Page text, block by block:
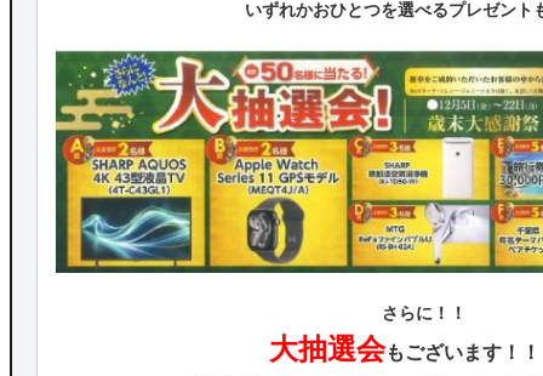
いずれかおひとつを選べるプレゼント
さらに！！
大抽選会もございます！